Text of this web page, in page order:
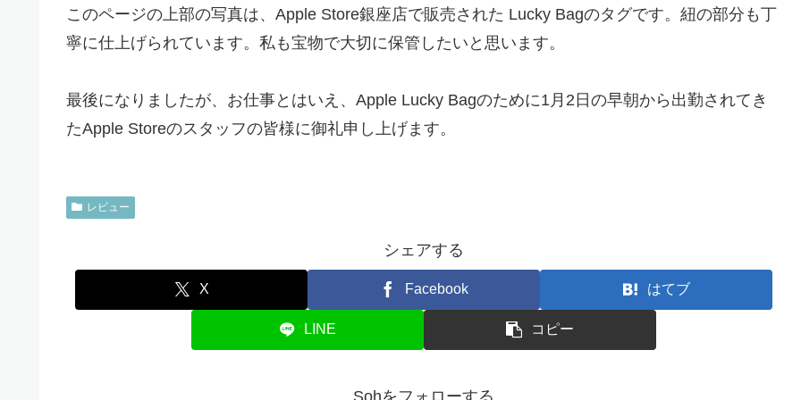
このページの上部の写真は、Apple Store銀座店で販売された Lucky Bagのタグです。紐の部分も丁
寧に仕上げられています。私も宝物で大切に保管したいと思います。
最後になりましたが、お仕事とはいえ、Apple Lucky Bagのために1月2日の早朝から出勤されてき
たApple Storeのスタッフの皆様に御礼申し上げます。
レビュー
シェアする
X Facebook はてブ
LINE コピー
Sohをフォローする